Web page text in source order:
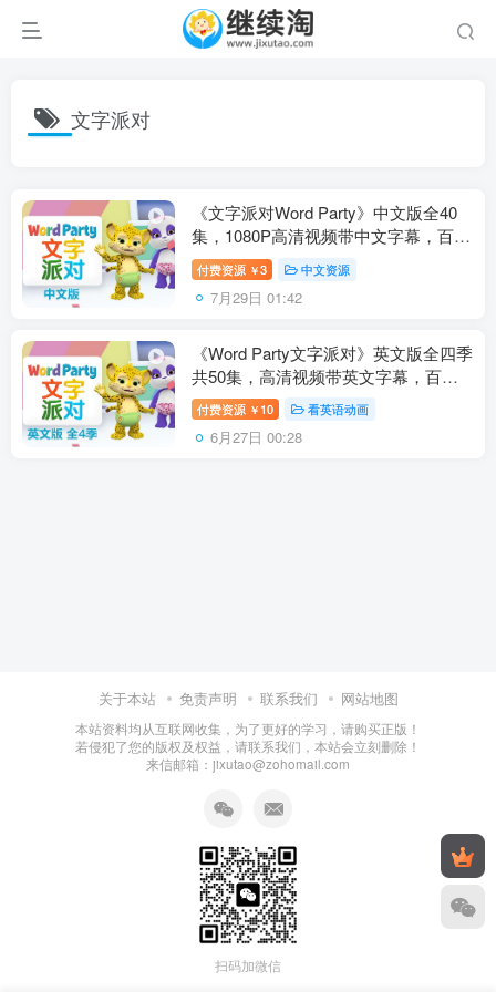
文字派对
《文字派对Word Party》中文版全40
集，1080P高清视频带中文字幕，百度
网盘下载！
付费资源 ￥3 中文资源
7月29日 01:42
《Word Party文字派对》英文版全四季
共50集，高清视频带英文字幕，百度
网盘下载！
付费资源 ￥ 10 看英语动画
6月27日 00:28
关于本站 免责声明 联系我们 网站地图
本站资料均从互联网收集，为了更好的学习，请购买正版！
若侵犯了您的版权及权益，请联系我们，本站会立刻删除！
来信邮箱：jixutao@zohomail.com
扫码加微信